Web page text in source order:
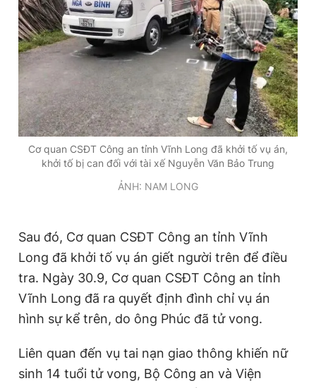
Cơ quan CSĐT Công an tỉnh Vĩnh Long đã khởi tố vụ án,
khởi tố bị can đối với tài xế Nguyễn Văn Bảo Trung
ẢNH: NAM LONG
Sau đó, Cơ quan CSĐT Công an tỉnh Vĩnh
Long đã khởi tố vụ án giết người trên để điều
tra. Ngày 30.9, Cơ quan CSĐT Công an tỉnh
Vĩnh Long đã ra quyết định đình chỉ vụ án
hình sự kể trên, do ông Phúc đã tử vong.
Liên quan đến vụ tai nạn giao thông khiến nữ
sinh 14 tuổi tử vong, Bộ Công an và Viện